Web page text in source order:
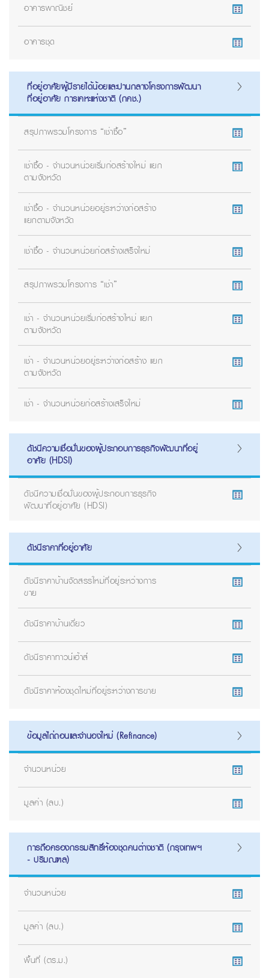
อาคารพาณิชย์
อาคารชุด
ที่อยู่อาศัยผู้มีรายได้น้อยและปานกลางโครงการพัฒนา
ที่อยู่อาศัย การเคหะแห่งชาติ (กคช.)
สรุปภาพรวมโครงการ “เช่าซื้อ”
เช่าซื้อ - จำนวนหน่วยเริ่มก่อสร้างใหม่ แยก
ตามจังหวัด
เช่าซื้อ - จำนวนหน่วยอยู่ระหว่างก่อสร้าง
แยกตามจังหวัด
เช่าซื้อ - จำนวนหน่วยก่อสร้างเสร็จใหม่
สรุปภาพรวมโครงการ “เช่า”
เช่า - จำนวนหน่วยเริ่มก่อสร้างใหม่ แยก
ตามจังหวัด
เช่า - จำนวนหน่วยอยู่ระหว่างก่อสร้าง แยก
ตามจังหวัด
เช่า - จำนวนหน่วยก่อสร้างเสร็จใหม่
ดัชนีความเชื่อมั่นของผู้ประกอบการธุรกิจพัฒนาที่อยู่
อาศัย (HDSI)
ดัชนีความเชื่อมั่นของผู้ประกอบการธุรกิจ
พัฒนาที่อยู่อาศัย (HDSI)
ดัชนีราคาที่อยู่อาศัย
ดัชนีราคาบ้านจัดสรรใหม่ที่อยู่ระหว่างการ
ขาย
ดัชนีราคาบ้านเดี่ยว
ดัชนีราคาทาวน์เฮ้าส์
ดัชนีราคาห้องชุดใหม่ที่อยู่ระหว่างการขาย
ข้อมูลไถ่ถอนและจำนองใหม่ (Refinance)
จำนวนหน่วย
มูลค่า (ลบ.)
การถือครองกรรมสิทธิ์ห้องชุดคนต่างชาติ (กรุงเทพฯ
- ปริมณฑล)
จำนวนหน่วย
มูลค่า (ลบ.)
พื้นที่ (ตร.ม.)